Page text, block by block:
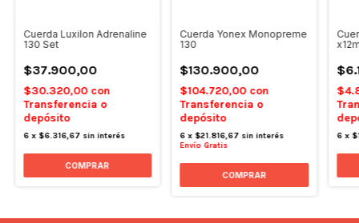
Cuerda Luxilon Adrenaline
130 Set
$37.900,00
$30.320,00 con
Transferencia o
depósito
6 x $6.316,67 sin interés
Cuerda Yonex Monopreme
130
$130.900,00
$104.720,00 con
Transferencia o
depósito
6 x$21.816,67 sin interés
Envío Gratis
6 x